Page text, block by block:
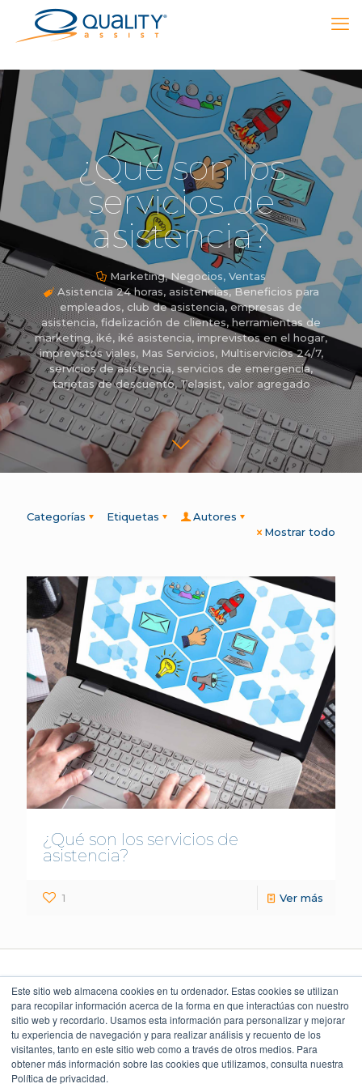
Este sitio web almacena cookies en tu ordenador. Estas cookies se utilizan
para recopilar información acerca de la forma en que interactúas con nuestro
sitio web y recordarlo. Usamos esta información para personalizar y mejorar
tu experiencia de navegación y para realizar análisis y recuento de los
visitantes, tanto en este sitio web como a través de otros medios. Para
obtener más información sobre las cookies que utilizamos, consulta nuestra
Política de privacidad.
¿Qué son los
servicios de
asistencia?
Marketing,Negocios, Ventas
Asistencia 24 horas, asistencias,Beneficios para
empleados, club de asistencia, empresas de
asistencia, fidelización de clientes, herramientas de
marketing, iké, iké asistencia, imprevistos en el hogar,
imprevistos viales, Mas Servicios, Multiservicios 24/7,
servicios de asistencia, servicios de emergencia,
tarjetas de descuento,Telasist,valor agregado
Categorías Etiquetas
Autores
Mostrar todo
¿Qué son los servicios de
asistencia?
1 Ver más
LEGAL Y POLÍTICAS
Aviso Legal
Aviso de Privacidad
Política Ambiental
NUESTROS CLIENTES
4.9
Torre Índigo
Av. Paseo de la Reforma 373
55 5747 9100